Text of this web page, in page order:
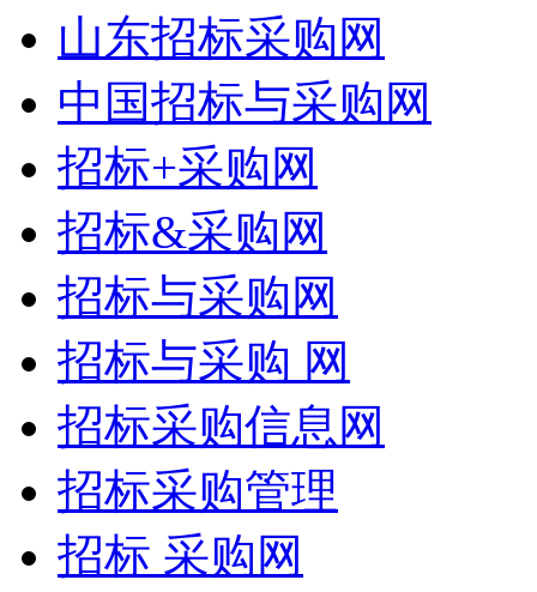
山东招标采购网
中国招标与采购网
招标+采购网
招标&采购网
招标与采购网
招标与采购 网
招标采购信息网
招标采购管理
招标 采购网